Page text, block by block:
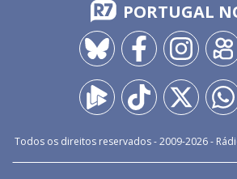
PORTUGAL
Todos os direitos reservados - 2009-2026-